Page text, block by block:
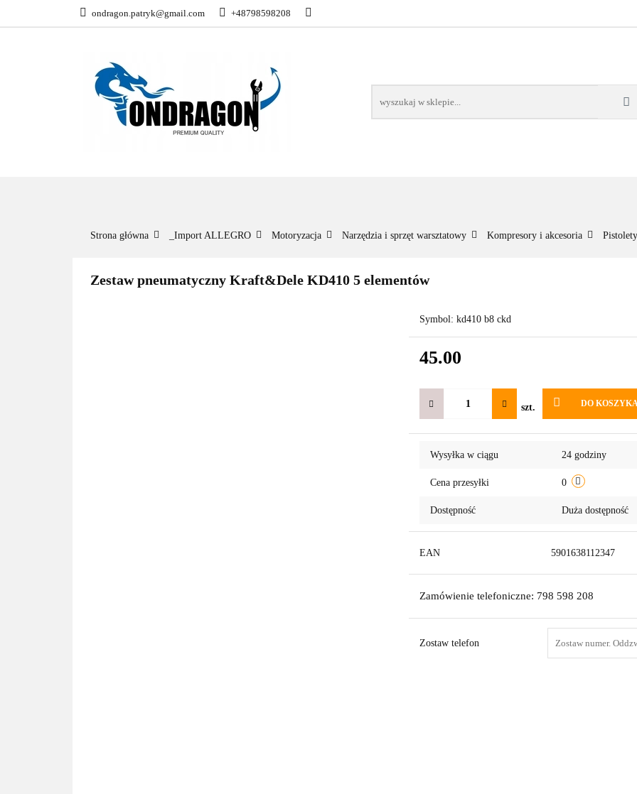
ondragon.patryk@gmail.com +48798598208
KATEGORIE NOWOŚCI BESTSELLERY WSZYSTKIE TOWARY
Strona główna _Import ALLEGRO Motoryzacja Narzędzia i sprzęt warsztatowy Kompresory i akcesoria
Zestaw pneumatyczny Kraft&Dele KD410 5 elementów
Symbol: kd410 b8 ckd
45.00
szt. DO
Wysyłka w ciągu 24 godziny
Cena przesyłki 0
Dostępność Duża dostępność
EAN 5901638112347
Zamówienie telefoniczne: 798 598 208
Zostaw telefon